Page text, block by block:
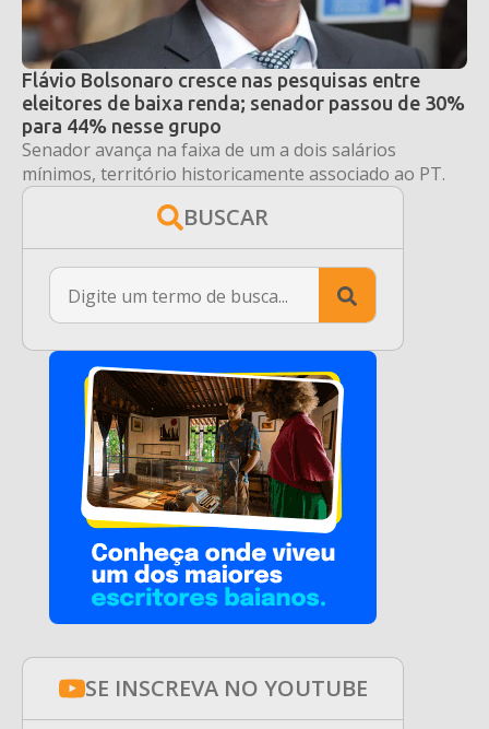
Flávio Bolsonaro cresce nas pesquisas entre
eleitores de baixa renda; senador passou de 30%
para 44% nesse grupo
Senador avança na faixa de um a dois salários
mínimos, território historicamente associado ao PT.
BUSCAR
Search
for:
SE INSCREVA NO YOUTUBE